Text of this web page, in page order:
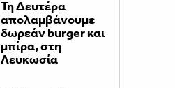
Τη Δευτέρα
απολαμβάνουμε
δωρεάν burger και
μπίρα, στη
Λευκωσία